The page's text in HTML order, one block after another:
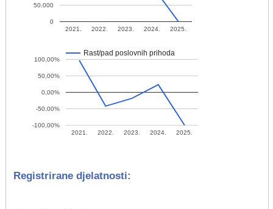
2021. 2022. 2023. 2024. 2025.
0
50.000
Rast/pad poslovnih prihoda
2021. 2022. 2023. 2024. 2025.
-100,00%
-50,00%
0,00%
50,00%
100,00%
Registrirane djelatnosti: